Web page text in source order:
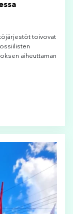
toivovat
aiheuttaman